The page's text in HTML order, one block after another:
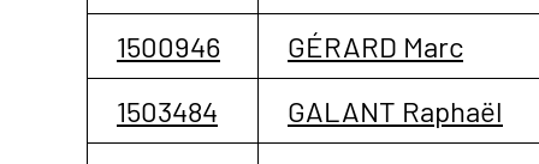
1500946
GÉRARD Marc
1503484
GALANT Raphaël